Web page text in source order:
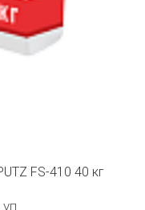
FS-410 40 кг